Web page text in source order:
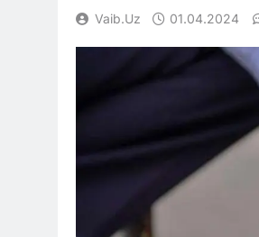
Vaib.uz 01.04.2024